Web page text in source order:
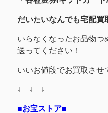
だいたいなんでも宅配買
いらなくなったお品物つ
送ってください！
いいお値段でお買取させ
↓ ↓ ↓
■お宝ストア■